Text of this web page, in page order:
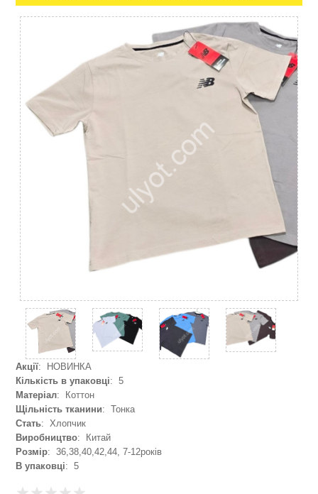
Акції: НОВИНКА
Кількість в упаковці: 5
Матеріал: Коттон
Щільність тканини: Тонка
Стать: Хлопчик
Виробництво: Китай
Розмір: 36,38,40,42,44, 7-12років
В упаковці: 5